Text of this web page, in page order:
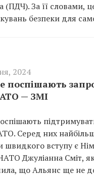
(ПДЧ). За її словами,
безпеки для
2024
поспішають
— ЗМІ
Серед них
швидкого вступу є
Джуліанна Сміт,
що Альянс ще не